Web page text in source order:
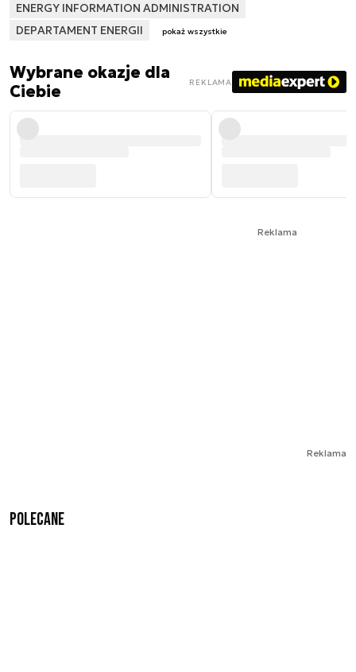
ENERGY INFORMATION ADMINISTRATION
DEPARTAMENT ENERGII
pokaż wszystkie
Wybrane okazje dla
Ciebie
REKLAMA
Reklama
Reklama
Polecane